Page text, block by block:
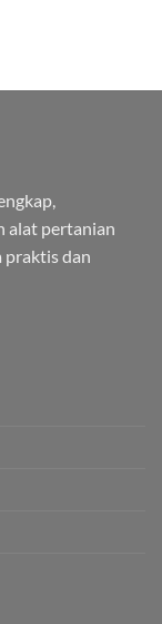
alat pertanian
praktis dan